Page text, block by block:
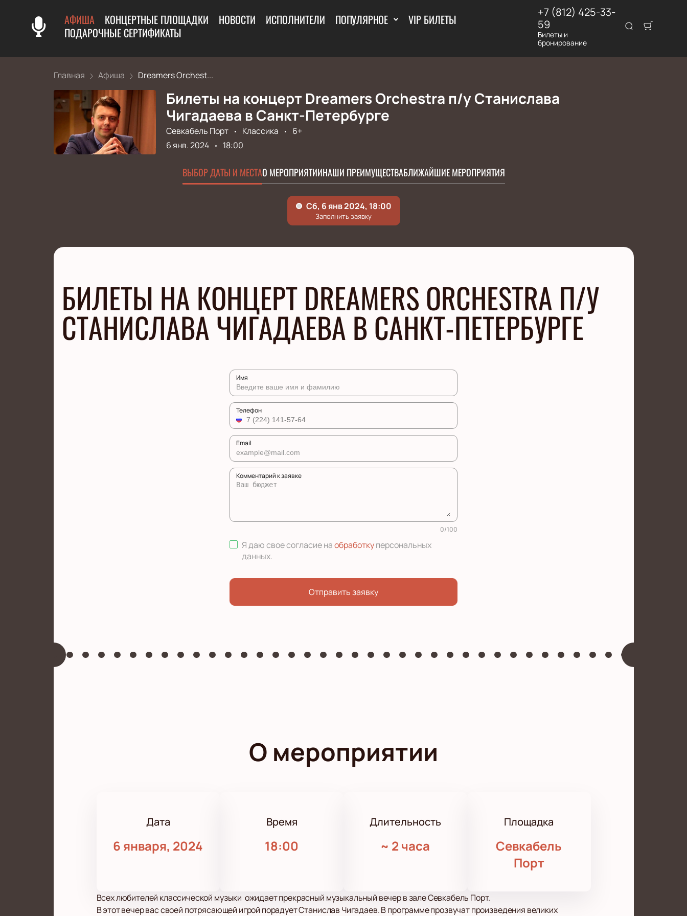
АФИША КОНЦЕРТНЫЕ ПЛОЩАДКИ НОВОСТИ ИСПОЛНИТЕЛИ ПОПУЛЯРНОЕ
VIP БИЛЕТЫ
ПОДАРОЧНЫЕ СЕРТИФИКАТЫ
+7 (812) 425-33-
59
Билеты и
бронирование
Главная Афиша Dreamers Orchest...
Билеты на концерт Dreamers Orchestra п/у Станислава
Чигадаева в Санкт-Петербурге
Севкабель Порт Классика
6+
6 янв. 2024
18:00
ВЫБОР ДАТЫ И МЕСТАО МЕРОПРИЯТИИНАШИ ПРЕИМУЩЕСТВАБЛИЖАЙШИЕ МЕРОПРИЯТИЯ
БИЛЕТЫ НА КОНЦЕРТ DREAMERS ORCHESTRA П/У
СТАНИСЛАВА ЧИГАДАЕВА В САНКТ-ПЕТЕРБУРГЕ
Имя
Телефон
Email
Комментарий к заявке
0/100
Я даю свое согласие наобработкуперсональных
данных.
Отправить заявку
О мероприятии
Дата
6 января, 2024
Время
18:00
Длительность
~ 2 часа
Площадка
Севкабель
Порт
Всех любителей классической музыки ожидает прекрасный музыкальный вечер в зале Севкабель Порт.
В этот вечер вас своей потрясающей игрой порадует Станислав Чигадаев. В программе прозвучат произведения великих